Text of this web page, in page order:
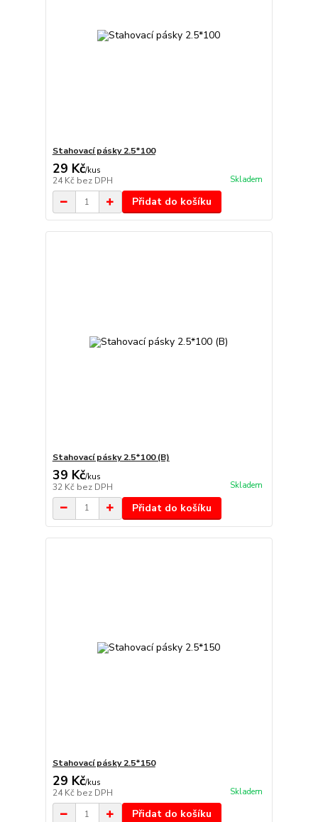
Stahovací pásky 2.5*100
29 Kč/kus
24 Kč bez DPH Skladem
Přidat do košíku
Stahovací pásky 2.5*100 (B)
39 Kč/kus
32 Kč bez DPH Skladem
Přidat do košíku
Stahovací pásky 2.5*150
29 Kč/kus
24 Kč bez DPH Skladem
Přidat do košíku